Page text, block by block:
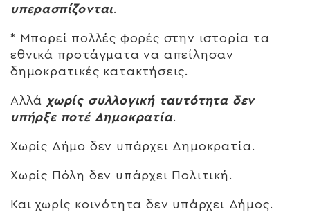
υπερασπίζονται.
* Μπορεί πολλές φορές στην ιστορία τα
εθνικά προτάγματα να απείλησαν
δημοκρατικές κατακτήσεις.
Αλλά χωρίς συλλογική ταυτότητα δεν
υπήρξε ποτέ Δημοκρατία.
Χωρίς Δήμο δεν υπάρχει Δημοκρατία.
Χωρίς Πόλη δεν υπάρχει Πολιτική.
Και χωρίς κοινότητα δεν υπάρχει Δήμος.